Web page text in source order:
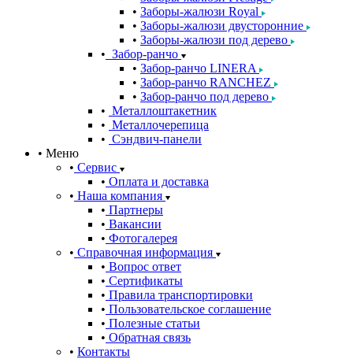
Заборы-жалюзи Royal
Заборы-жалюзи двусторонние
Заборы-жалюзи под дерево
Забор-ранчо
Забор-ранчо LINERA
Забор-ранчо RANCHEZ
Забор-ранчо под дерево
Металлоштакетник
Металлочерепица
Сэндвич-панели
Меню
Сервис
Оплата и доставка
Наша компания
Партнеры
Вакансии
Фотогалерея
Справочная информация
Вопрос ответ
Сертификаты
Правила транспортировки
Пользовательское соглашение
Полезные статьи
Обратная связь
Контакты